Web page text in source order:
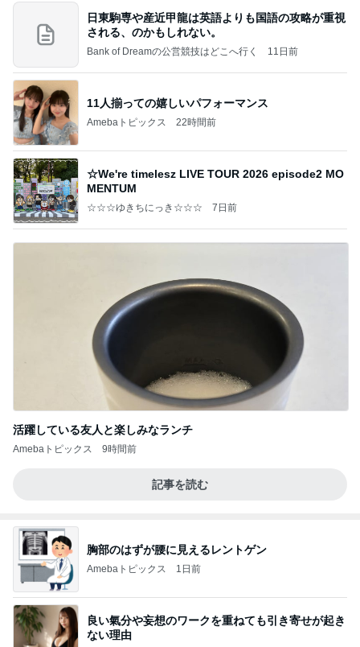
日東駒専や産近甲龍は英語よりも国語の攻略が重視
される、のかもしれない。
Bank of Dreamの公営競技はどこへ行く 11日前
11人揃っての嬉しいパフォーマンス
Amebaトピックス 22時間前
☆We're timelesz LIVE TOUR 2026 episode2 MO
MENTUM
☆☆☆ゆきちにっき☆☆☆ 7日前
活躍している友人と楽しみなランチ
Amebaトピックス 9時間前
記事を読む
胸部のはずが腰に見えるレントゲン
Amebaトピックス 1日前
良い氣分や妄想のワークを重ねても引き寄せが起き
ない理由